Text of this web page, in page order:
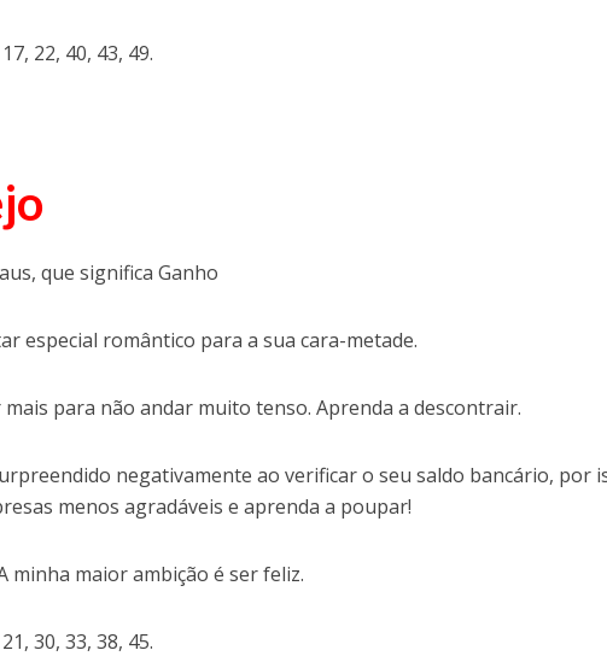
22, 40, 43, 49.
que significa Ganho
especial romântico para a sua cara-metade.
mais para não andar muito tenso. Aprenda a descontrair.
negativamente ao verificar o seu saldo bancário, por
menos agradáveis e aprenda a poupar!
minha maior ambição é ser feliz.
30, 33, 38, 45.